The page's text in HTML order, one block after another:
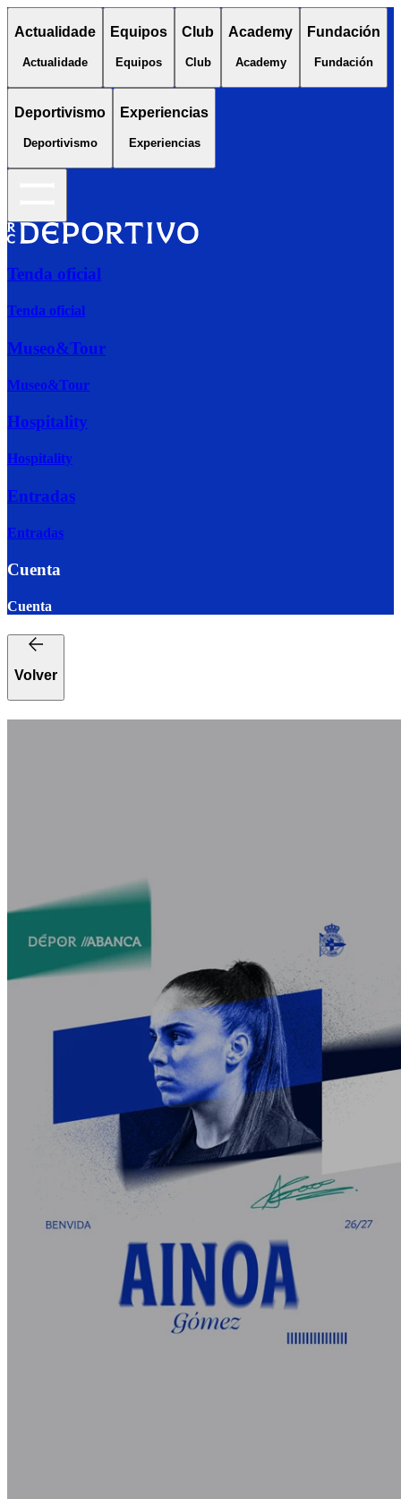
Actualidade
Actualidade
Equipos
Equipos
Club
Club
Academy
Academy
Fundación
Fundación
Deportivismo
Deportivismo
Experiencias
Experiencias
Tenda oficial
Tenda oficial
Museo&Tour
Museo&Tour
Hospitality
Hospitality
Entradas
Entradas
Cuenta
Cuenta
Volver